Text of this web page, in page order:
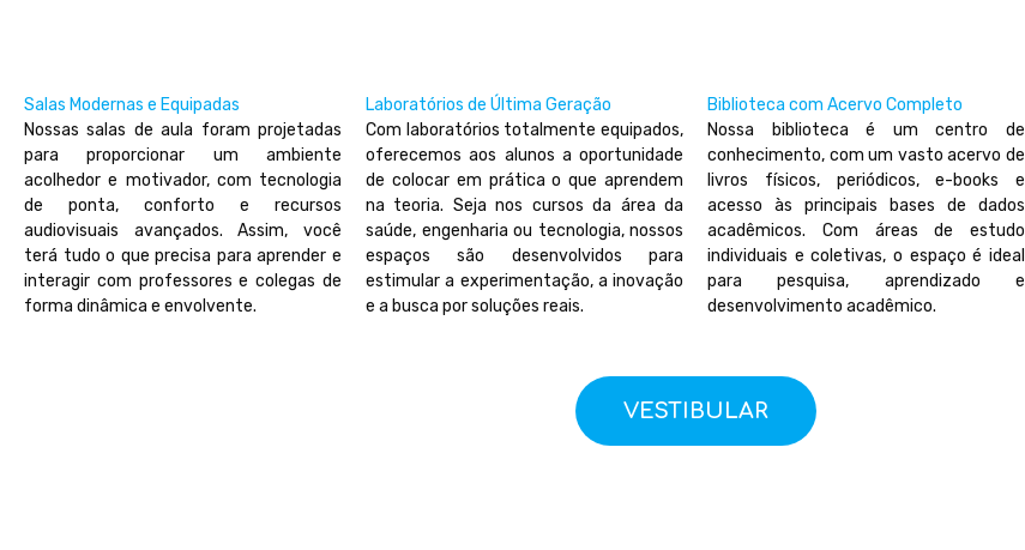
Salas Modernas e Equipadas
Nossas salas de aula foram projetadas
para proporcionar um ambiente
acolhedor e motivador, com tecnologia
de ponta, conforto e recursos
audiovisuais avançados. Assim, você
terá tudo o que precisa para aprender e
interagir com professores e colegas de
forma dinâmica e envolvente.
Laboratórios de Última Geração
Com laboratórios totalmente equipados,
oferecemos aos alunos a oportunidade
de colocar em prática o que aprendem
na teoria. Seja nos cursos da área da
saúde, engenharia ou tecnologia, nossos
espaços são desenvolvidos para
estimular a experimentação, a inovação
e a busca por soluções reais.
Biblioteca com Acervo Completo
Nossa biblioteca é um centro de
conhecimento, com um vasto acervo de
livros físicos, periódicos, e-books e
acesso às principais bases de dados
acadêmicos. Com áreas de estudo
individuais e coletivas, o espaço é ideal
para pesquisa, aprendizado e
desenvolvimento acadêmico.
VESTIBULAR